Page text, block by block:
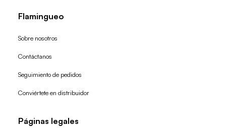
Flamingueo
Sobre nosotros
Contáctanos
Seguimiento de pedidos
Conviértete en distribuidor
Páginas legales